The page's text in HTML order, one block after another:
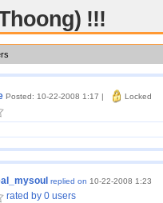
!!!
Posted: 10-22-2008 1:17 | Locked
replied on 10-22-2008 1:23
rated by 0 users